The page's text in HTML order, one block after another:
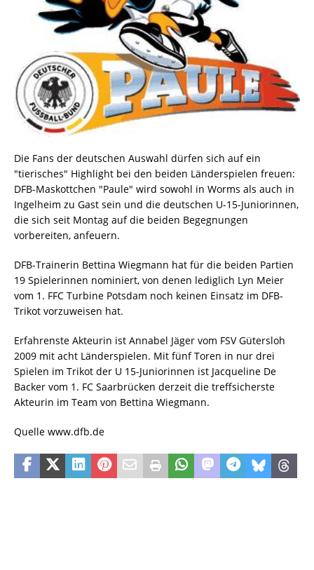
Die Fans der deutschen Auswahl dürfen sich auf ein
"tierisches" Highlight bei den beiden Länderspielen freuen:
DFB-Maskottchen "Paule" wird sowohl in Worms als auch in
Ingelheim zu Gast sein und die deutschen U-15-Juniorinnen,
die sich seit Montag auf die beiden Begegnungen
vorbereiten, anfeuern.
DFB-Trainerin Bettina Wiegmann hat für die beiden Partien
19 Spielerinnen nominiert, von denen lediglich Lyn Meier
vom 1. FFC Turbine Potsdam noch keinen Einsatz im DFB-
Trikot vorzuweisen hat.
Erfahrenste Akteurin ist Annabel Jäger vom FSV Gütersloh
2009 mit acht Länderspielen. Mit fünf Toren in nur drei
Spielen im Trikot der U 15-Juniorinnen ist Jacqueline De
Backer vom 1. FC Saarbrücken derzeit die treffsicherste
Akteurin im Team von Bettina Wiegmann.
Quelle www.dfb.de